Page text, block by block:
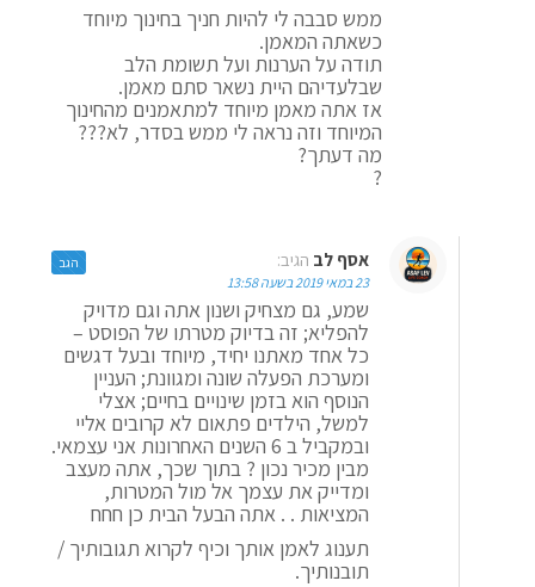
ממש סבבה לי להיות חניך בחינוך מיוחד
כשאתה המאמן.
תודה על הערנות ועל תשומת הלב
שבלעדיהם היית נשאר סתם מאמן.
אז אתה מאמן מיוחד למתאמנים מהחינוך
המיוחד וזה נראה לי ממש בסדר, לא???
מה דעתך?
?
אסף לב הגיב:
23 במאי 2019 בשעה 13:58
שמע, גם מצחיק ושנון אתה וגם מדויק
להפליא; זה בדיוק מטרתו של הפוסט –
כל אחד מאתנו יחיד, מיוחד ובעל דגשים
ומערכת הפעלה שונה ומגוונת; העניין
הנוסף הוא בזמן שינויים בחיים; אצלי
למשל, הילדים פתאום לא קרובים אליי
ובמקביל ב 6 השנים האחרונות אני עצמאי.
מבין מכיר נכון ? בתוך שכך, אתה מעצב
ומדייק את עצמך אל מול המטרות,
המציאות . . אתה הבעל הבית כן חחח
תענוג לאמן אותך וכיף לקרוא תגובותיך /
תובנותיך.
הגב